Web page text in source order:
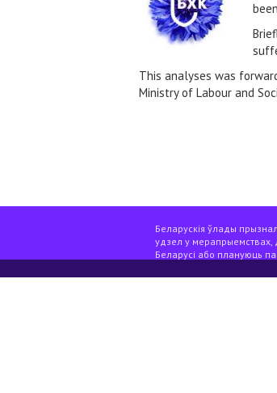
This analyses was
Ministry of Labour and
Беларускія ўлады
удзел у мерапрыемствах,
Беларусі або плануюць